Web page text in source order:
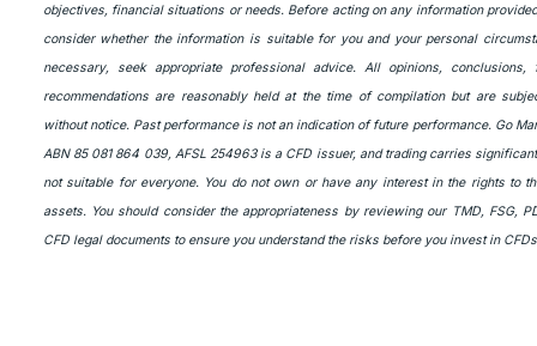
objectives, financial situations or needs. Before acting on any information
consider whether the information is suitable for you and your personal
necessary, seek appropriate professional advice. All opinions, conclusions,
recommendations are reasonably held at the time of compilation but are
without notice. Past performance is not an indication of future performance. Go
ABN 85 081 864 039, AFSL 254963 is a CFD issuer, and trading carries
not suitable for everyone. You do not own or have any interest in the rights to
assets. You should consider the appropriateness by reviewing our TMD, FSG,
CFD legal documents to ensure you understand the risks before you invest in